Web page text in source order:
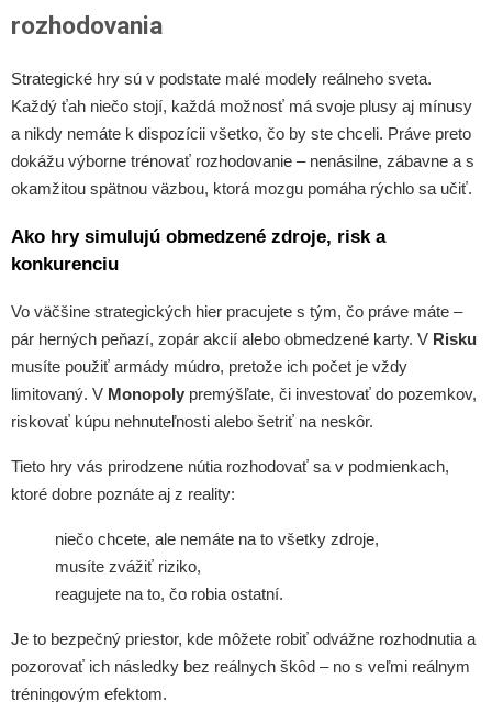
rozhodovania
Strategické hry sú v podstate malé modely reálneho sveta.
Každý ťah niečo stojí, každá možnosť má svoje plusy aj mínusy
a nikdy nemáte k dispozícii všetko, čo by ste chceli. Práve preto
dokážu výborne trénovať rozhodovanie – nenásilne, zábavne a s
okamžitou spätnou väzbou, ktorá mozgu pomáha rýchlo sa učiť.
Ako hry simulujú obmedzené zdroje, risk a
konkurenciu
Vo väčšine strategických hier pracujete s tým, čo práve máte –
pár herných peňazí, zopár akcií alebo obmedzené karty. V Risku
musíte použiť armády múdro, pretože ich počet je vždy
limitovaný. V Monopoly premýšľate, či investovať do pozemkov,
riskovať kúpu nehnuteľnosti alebo šetriť na neskôr.
Tieto hry vás prirodzene nútia rozhodovať sa v podmienkach,
ktoré dobre poznáte aj z reality:
niečo chcete, ale nemáte na to všetky zdroje,
musíte zvážiť riziko,
reagujete na to, čo robia ostatní.
Je to bezpečný priestor, kde môžete robiť odvážne rozhodnutia a
pozorovať ich následky bez reálnych škôd – no s veľmi reálnym
tréningovým efektom.